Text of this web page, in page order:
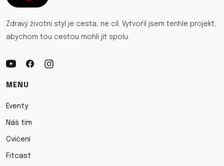
Zdravý životní styl je cesta, ne cíl. Vytvořil jsem tenhle projekt,
abychom tou cestou mohli jít spolu.
MENU
Eventy
Náš tím
Cvičení
Fitcast